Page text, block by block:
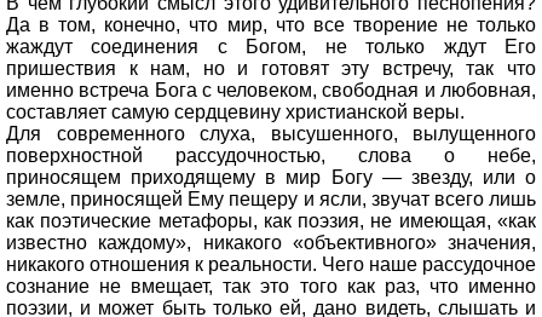
Да в том, конечно, что мир, что все творение не только
жаждут соединения с Богом, не только ждут Его
пришествия к нам, но и готовят эту встречу, так что
именно встреча Бога с человеком, свободная и любовная,
составляет самую сердцевину христианской веры.
Для современного слуха, высушенного, вылущенного
поверхностной рассудочностью, слова о небе,
приносящем приходящему в мир Богу — звезду, или о
земле, приносящей Ему пещеру и ясли, звучат всего лишь
как поэтические метафоры, как поэзия, не имеющая, «как
известно каждому», никакого «объективного» значения,
никакого отношения к реальности. Чего наше рассудочное
сознание не вмещает, так это того как раз, что именно
поэзии, и может быть только ей, дано видеть, слышать и